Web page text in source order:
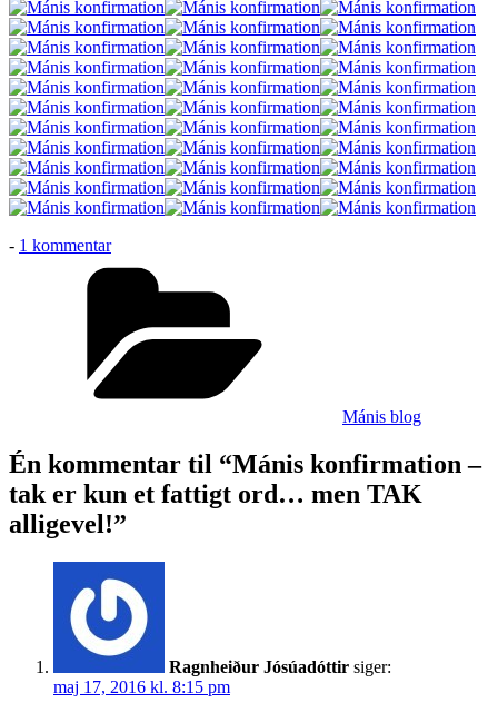
- 1 kommentartil
Mánis
konfirmation
er
kun
fattigt
TAK
alligevel!
Mánis blog
Én kommentar til “Mánis konfirmation –
tak er kun et fattigt ord… men TAK
alligevel!”
Ragnheiður Jósúadóttir siger:
maj 17, 2016 kl. 8:15 pm